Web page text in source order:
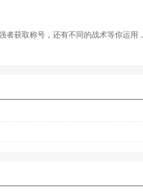
获取称号，还有不同的战术等你运用，